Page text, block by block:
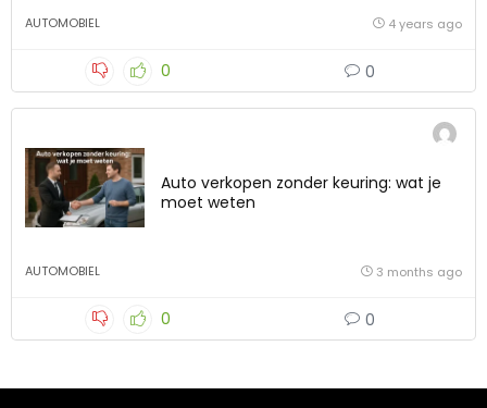
AUTOMOBIEL 4 years ago
0 0
Auto verkopen zonder keuring: wat je
moet weten
AUTOMOBIEL 3 months ago
0 0